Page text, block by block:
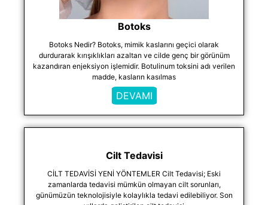
Botoks
Botoks Nedir? Botoks, mimik kaslarını geçici olarak
durdurarak kırışıklıkları azaltan ve cilde genç bir görünüm
kazandıran enjeksiyon işlemidir. Botulinum toksini adı verilen
madde, kasların kasılmas
DEVAMI
Cilt Tedavisi
CİLT TEDAVİSİ YENİ YÖNTEMLER Cilt Tedavisi; Eski
zamanlarda tedavisi mümkün olmayan cilt sorunları,
günümüzün teknolojisiyle kolaylıkla tedavi edilebiliyor. Son